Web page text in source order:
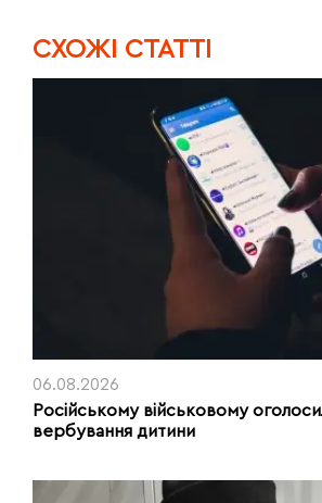
CХОЖІ СТАТТІ
06.08.2026
Російському військовому
вербування дитини